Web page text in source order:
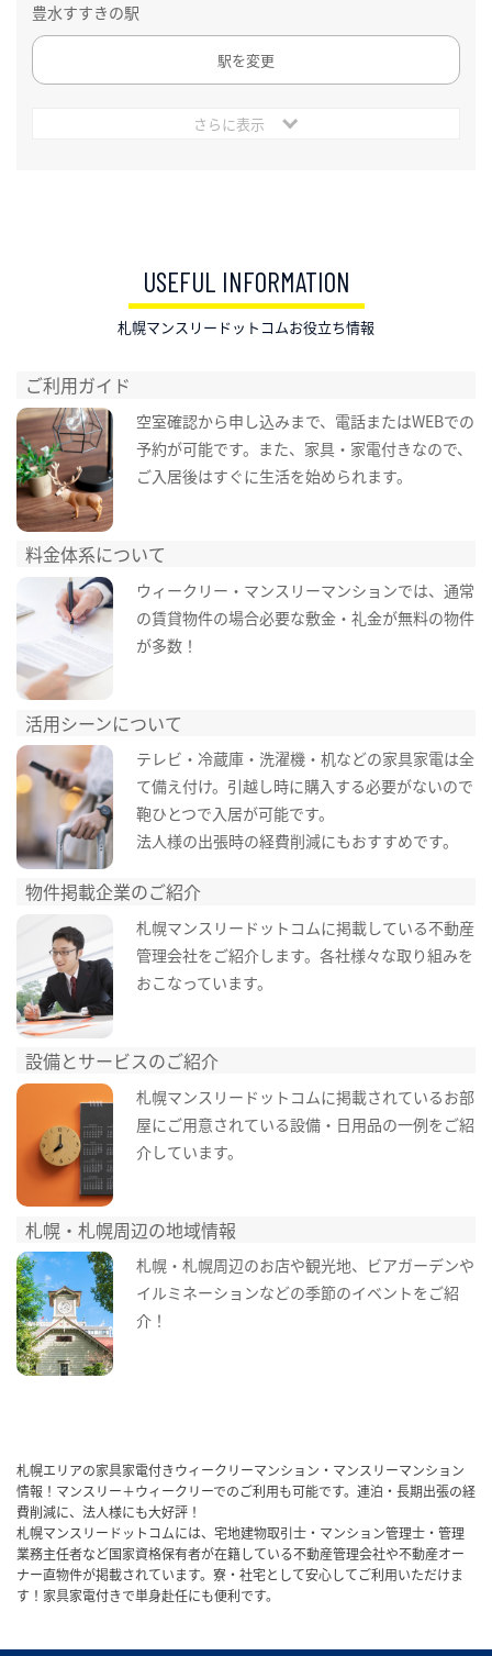
豊水すすきの駅
駅を変更
さらに表示
USEFUL INFORMATION
札幌マンスリードットコムお役立ち情報
ご利用ガイド
空室確認から申し込みまで、電話またはWEBでの
予約が可能です。また、家具・家電付きなので、
ご入居後はすぐに生活を始められます。
料金体系について
ウィークリー・マンスリーマンションでは、通常
の賃貸物件の場合必要な敷金・礼金が無料の物件
が多数！
活用シーンについて
テレビ・冷蔵庫・洗濯機・机などの家具家電は全
て備え付け。引越し時に購入する必要がないので
鞄ひとつで入居が可能です。
法人様の出張時の経費削減にもおすすめです。
物件掲載企業のご紹介
札幌マンスリードットコムに掲載している不動産
管理会社をご紹介します。各社様々な取り組みを
おこなっています。
設備とサービスのご紹介
札幌マンスリードットコムに掲載されているお部
屋にご用意されている設備・日用品の一例をご紹
介しています。
札幌・札幌周辺の地域情報
札幌・札幌周辺のお店や観光地、ビアガーデンや
イルミネーションなどの季節のイベントをご紹
介！
札幌エリアの家具家電付きウィークリーマンション・マンスリーマンション
情報！マンスリー＋ウィークリーでのご利用も可能です。連泊・長期出張の経
費削減に、法人様にも大好評！
札幌マンスリードットコムには、宅地建物取引士・マンション管理士・管理
業務主任者など国家資格保有者が在籍している不動産管理会社や不動産オー
ナー直物件が掲載されています。寮・社宅として安心してご利用いただけま
す！家具家電付きで単身赴任にも便利です。